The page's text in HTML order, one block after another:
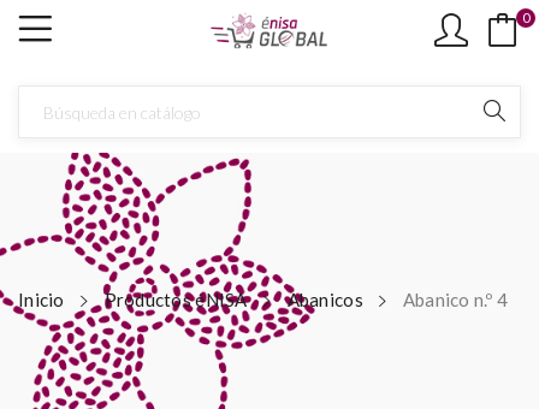
0
Inicio Productos éNISA Abanicos Abanico n.º 4